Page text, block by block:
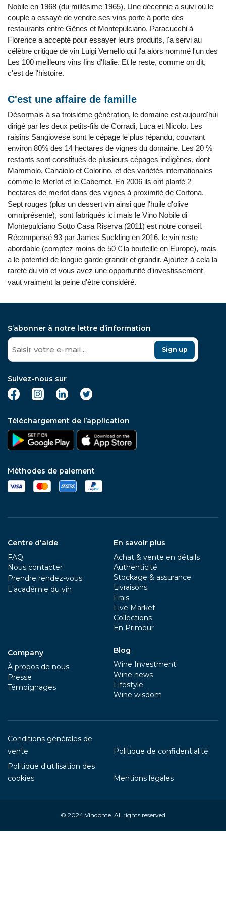
Nobile en 1968 (du millésime 1965). Une décennie a suivi où le
couple a essayé de vendre ses vins porte à porte des
restaurants entre Gênes et Montepulciano. Paracucchi à
Florence a accepté pour essayer leurs produits, l'a servi au
célèbre critique de vin Luigi Vernello qui l'a alors nommé l'un des
Les 100 meilleurs vins fins d'Italie. Et le reste, comme on dit,
c'est de l'histoire.
C'est une affaire de famille
Désormais à sa troisième génération, le domaine est aujourd'hui
dirigé par les deux petits-fils de Corradi, Luca et Nicolo. Les
raisins Sangiovese sont le cépage le plus répandu, couvrant
environ 80% des 14 hectares de vignes du domaine. Les 20 %
restants sont constitués de plusieurs cépages indigènes, dont
Mammolo, Canaiolo et Colorino, et des variétés internationales
comme le Merlot et le Cabernet. En 2006 ils ont planté 2
hectares de merlot dans des vignes à proximité de Cortona.
Sept rouges (plus un dessert vin ainsi que l'huile d'olive
omniprésente), sont fabriqués ici mais le Vino Nobile di
Montepulciano Sotto Casa Riserva (2011) est notre conseil.
Récompensé 93 par James Suckling en 2016, le vin reste
abordable (comptez moins de 50 € la bouteille en Europe), mais
a le potentiel de longue garde grandir et grandir. Ajoutez à cela la
rareté du vin et vous avez une opportunité d'investissement
vaut vraiment la peine d'être considéré.
S’abonner à notre lettre d’information
Sign up
Suivez-nous sur
Téléchargement de l’application
Méthodes de paiement
Centre d'aide
FAQ
Nous contacter
Prendre rendez-vous
L'académie du vin
Company
À propos de nous
Presse
Témoignages
En savoir plus
Achat & vente en détails
Authenticité
Stockage & assurance
Livraisons
Frais
Live Market
Collections
En Primeur
Blog
Wine Investment
Wine news
Lifestyle
Wine wisdom
Conditions générales de
vente
Politique de confidentialité
Politique d'utilisation des
cookies
Mentions légales
© 2024 Vindome. All rights reserved